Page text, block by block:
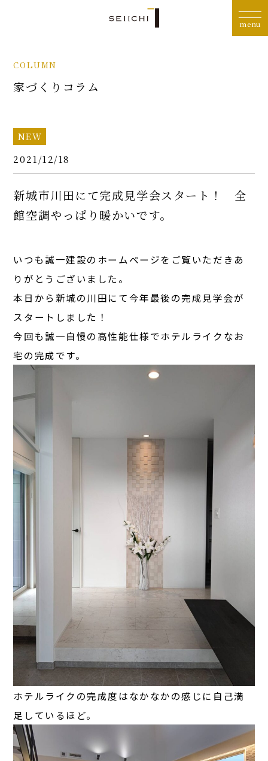
COLUMN
家づくりコラム
NEW
2021/12/18
新城市川田にて完成見学会スタート！ 全
館空調やっぱり暖かいです。
いつも誠一建設のホームページをご覧いただきあ
りがとうございました。
本日から新城の川田にて今年最後の完成見学会が
スタートしました！
今回も誠一自慢の高性能仕様でホテルライクなお
宅の完成です。
ホテルライクの完成度はなかなかの感じに自己満
足しているほど。